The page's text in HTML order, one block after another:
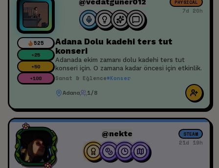
525
+25
+50
+100
PHYSICAL
7d 20h
Adana Dolu kadehi ters tut
konseri
Adanada ekim zamanı dolu kadehi ters tut
konseri için. O zamana kadar öncesi için etkinlik.
Sanat & Eğlence#Konser
Adana 1/8
@nekte STEAM
21d 19h